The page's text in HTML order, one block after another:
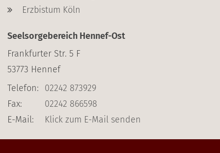
Erzbistum Köln
Seelsorgebereich Hennef-Ost
Frankfurter Str. 5 F
53773 Hennef
Telefon:
02242 873929
Fax:
02242 866598
E-Mail:
Klick zum E-Mail senden